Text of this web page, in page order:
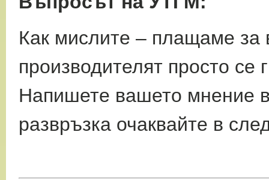
Как мислите – плащаме за
производителят просто се
Напишете вашето мнение
развръзка очаквайте в